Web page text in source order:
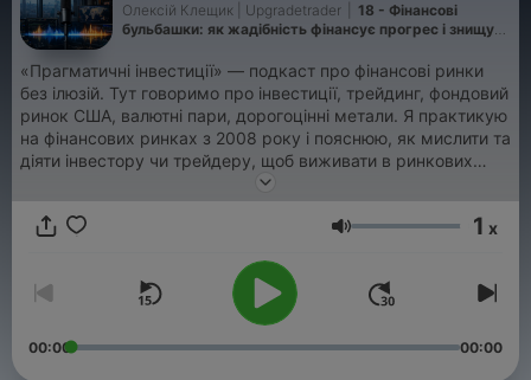
Олексій Клещик | Upgradetrader
18 - Фінансові
бульбашки: як жадібність фінансує прогрес і знищує
«Прагматичні інвестиції» — подкаст про фінансові ринки
без ілюзій. Тут говоримо про інвестиції, трейдинг, фондовий
ринок США, валютні пари, дорогоцінні метали. Я практикую
на фінансових ринках з 2008 року і пояснюю, як мислити та
діяти інвестору чи трейдеру, щоб виживати в ринкових
циклах. Без чарівних формул, надмірного стресу та
керувати капіталом, як обирати фінансові інструменти, як
матеріали — linktr.ee/upgradetrader
Гучність 1 x
00:00 00:00